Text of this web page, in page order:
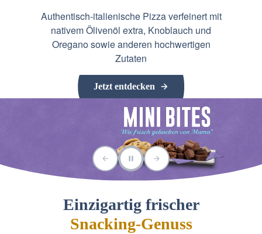
Authentisch-italienische Pizza verfeinert mit
nativem Ölivenöl extra, Knoblauch und
Oregano sowie anderen hochwertigen
Zutaten
Jetzt entdecken
Einzigartig frischer
Snacking-Genuss